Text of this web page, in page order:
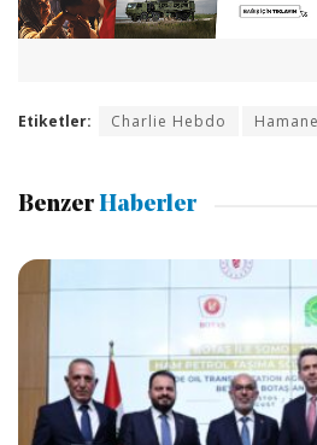
Etiketler: Charlie Hebdo
Benzer Haberler